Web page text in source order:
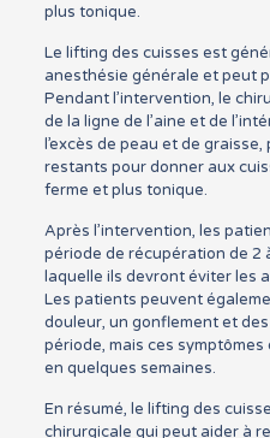
plus tonique.
Le lifting des cuisses est
anesthésie générale et peut
Pendant l’intervention, le
de la ligne de l’aine et de
l’excès de peau et de
restants pour donner aux
ferme et plus tonique.
Après l’intervention, les
période de récupération de 2
laquelle ils devront éviter les
Les patients peuvent
douleur, un gonflement et
période, mais ces
en quelques semaines.
En résumé, le lifting des
chirurgicale qui peut aider à